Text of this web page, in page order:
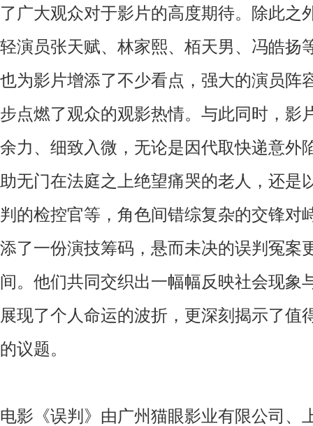
了广大观众对于影片的高度期待。除此之
轻演员张天赋、林家熙、栢天男、冯皓扬
也为影片增添了不少看点，强大的演员阵
步点燃了观众的观影热情。与此同时，影
余力、细致入微，无论是因代取快递意外
助无门在法庭之上绝望痛哭的老人，还是
判的检控官等， 角色间错综复杂的交锋对
添了一份演技筹码， 悬而未决的误判冤案
间。 他们共同交织出一幅幅反映社会现象
展现了个人命运的波折 ，更深刻揭示了值
的议题。
电影《误判》由广州猫眼影业有限公司 、